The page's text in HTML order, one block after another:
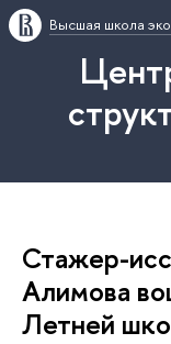
Высшая школа
Стажер-
Алимова
Летней